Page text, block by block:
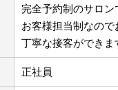
完全予約制のサロン
お客様担当制なので
丁寧な接客ができま
正社員